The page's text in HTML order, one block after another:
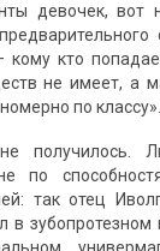
девочек, вот
кто
не имеет, а
по классу».
получилось.
по
так отец
в